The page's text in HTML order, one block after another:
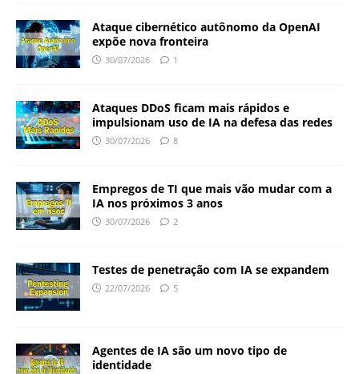
Ataque cibernético autônomo da OpenAI
expõe nova fronteira
30/07/2026 1
Ataques DDoS ficam mais rápidos e
impulsionam uso de IA na defesa das redes
30/07/2026 8
Empregos de TI que mais vão mudar com a
IA nos próximos 3 anos
30/07/2026 2
Testes de penetração com IA se expandem
22/07/2026 5
Agentes de IA são um novo tipo de
identidade